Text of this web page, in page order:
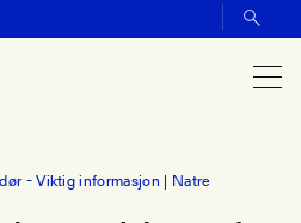
- Viktig informasjon | Natre